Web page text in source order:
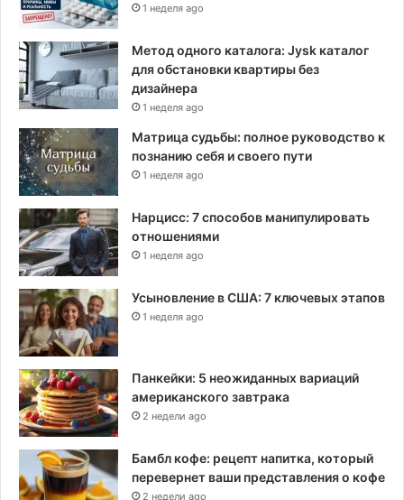
1 неделя ago
Метод одного каталога: Jysk каталог
для обстановки квартиры без
дизайнера
1 неделя ago
Матрица судьбы: полное руководство к
познанию себя и своего пути
1 неделя ago
Нарцисс: 7 способов манипулировать
отношениями
1 неделя ago
Усыновление в США: 7 ключевых этапов
1 неделя ago
Панкейки: 5 неожиданных вариаций
американского завтрака
2 недели ago
Бамбл кофе: рецепт напитка, который
перевернет ваши представления о кофе
2 недели ago